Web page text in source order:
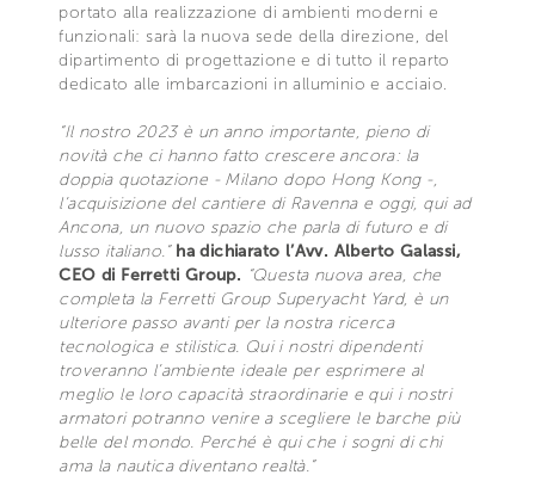
portato alla realizzazione di ambienti moderni e
funzionali: sarà la nuova sede della direzione, del
dipartimento di progettazione e di tutto il reparto
dedicato alle imbarcazioni in alluminio e acciaio.
“Il nostro 2023 è un anno importante, pieno di
novità che ci hanno fatto crescere ancora: la
doppia quotazione - Milano dopo Hong Kong -,
l’acquisizione del cantiere di Ravenna e oggi, qui ad
Ancona, un nuovo spazio che parla di futuro e di
lusso italiano.” ha dichiarato l’Avv. Alberto Galassi,
CEO di Ferretti Group. “Questa nuova area, che
completa la Ferretti Group Superyacht Yard, è un
ulteriore passo avanti per la nostra ricerca
tecnologica e stilistica. Qui i nostri dipendenti
troveranno l’ambiente ideale per esprimere al
meglio le loro capacità straordinarie e qui i nostri
armatori potranno venire a scegliere le barche più
belle del mondo. Perché è qui che i sogni di chi
ama la nautica diventano realtà.”